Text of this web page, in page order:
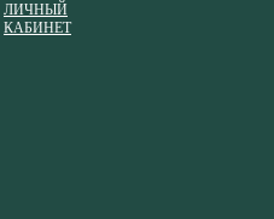
ЛИЧНЫЙ
КАБИНЕТ